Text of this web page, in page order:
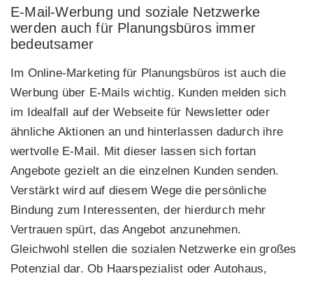
E-Mail-Werbung und soziale Netzwerke
werden auch für Planungsbüros immer
bedeutsamer
Im Online-Marketing für Planungsbüros ist auch die
Werbung über E-Mails wichtig. Kunden melden sich
im Idealfall auf der Webseite für Newsletter oder
ähnliche Aktionen an und hinterlassen dadurch ihre
wertvolle E-Mail. Mit dieser lassen sich fortan
Angebote gezielt an die einzelnen Kunden senden.
Verstärkt wird auf diesem Wege die persönliche
Bindung zum Interessenten, der hierdurch mehr
Vertrauen spürt, das Angebot anzunehmen.
Gleichwohl stellen die sozialen Netzwerke ein großes
Potenzial dar. Ob Haarspezialist oder Autohaus,